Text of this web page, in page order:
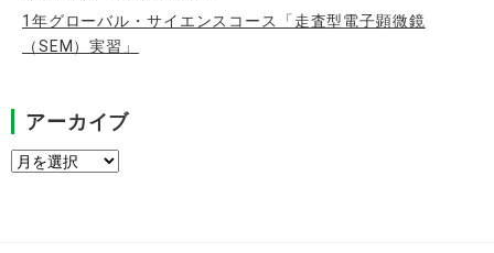
1年グローバル・サイエンスコース「走査型電子顕微鏡
（SEM）実習」
アーカイブ
ア